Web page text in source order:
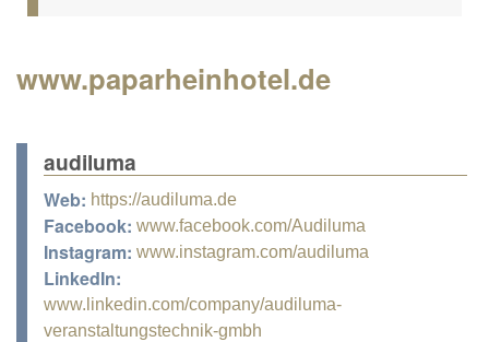
www.paparheinhotel.de
audiluma
Web: https://audiluma.de
Facebook: www.facebook.com/Audiluma
Instagram: www.instagram.com/audiluma
LinkedIn:
www.linkedin.com/company/audiluma-
veranstaltungstechnik-gmbh